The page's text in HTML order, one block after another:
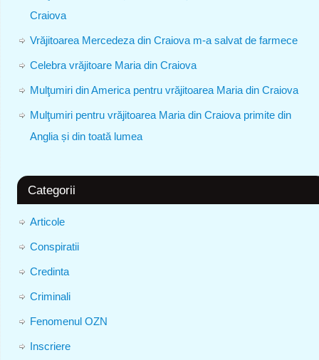
Craiova
Vrăjitoarea Mercedeza din Craiova m-a salvat de farmece
Celebra vrăjitoare Maria din Craiova
Mulţumiri din America pentru vrăjitoarea Maria din Craiova
Mulţumiri pentru vrăjitoarea Maria din Craiova primite din
Anglia și din toată lumea
Categorii
Articole
Conspiratii
Credinta
Criminali
Fenomenul OZN
Inscriere